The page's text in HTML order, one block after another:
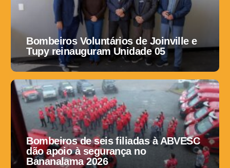
Bombeiros Voluntários de Joinville e
Tupy reinauguram Unidade 05
Bombeiros de seis filiadas à ABVESC
dão apoio à segurança no
Bananalama 2026